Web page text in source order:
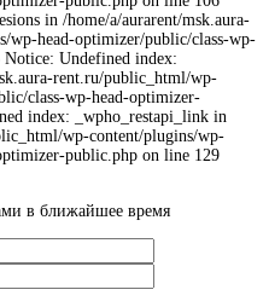
in /home/a/aurarent/msk.aura-
wp-head-optimizer/public/class-wp-
Undefined index:
rent.ru/public_html/wp-
class-wp-head-optimizer-
index: _wpho_restapi_link in
wp-content/plugins/wp-
public.php on line 129
в ближайшее время